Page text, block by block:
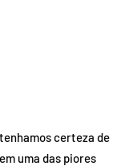
certeza de
uma das piores